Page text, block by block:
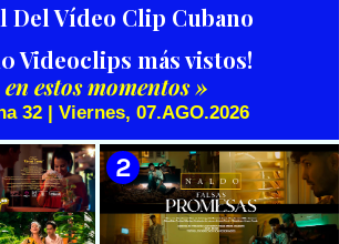
Del Vídeo Clip Cubano
Videoclips más vistos!
estos momentos »
32 | Viernes, 07.AGO.2026